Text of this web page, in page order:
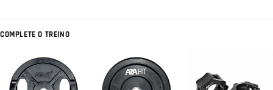
COMPLETE O TREINO